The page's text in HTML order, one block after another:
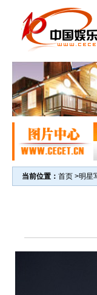
当前位置： 首页 >明星